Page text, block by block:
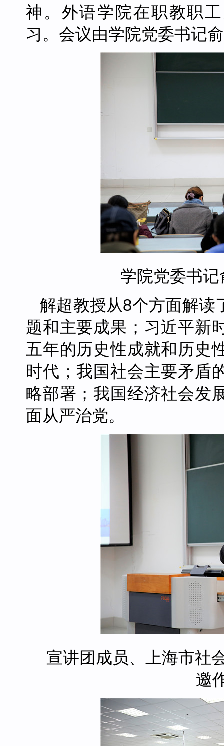
神。外语学院在职教职
习。会议由学院党委书记
学院党委书
解超教授从8个方面解读
题和主要成果；习近平新
五年的历史性成就和历史
时代；我国社会主要矛盾
略部署；我国经济社会发
面从严治党。
宣讲团成员、上海市社
邀